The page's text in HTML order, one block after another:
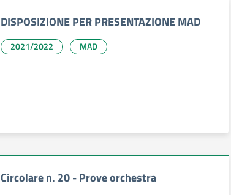
DISPOSIZIONE PER PRESENTAZIONE MAD
2021/2022 MAD
Circolare n. 20 - Prove orchestra